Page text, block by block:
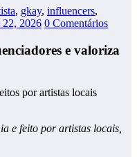
, gkay, influencers,
22, 2026 0 Comentários
e valoriza
e feito por artistas locais,